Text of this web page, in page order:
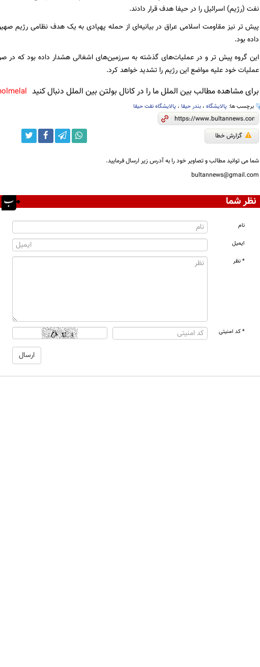
نفت (رژیم) اسرائیل را در حیفا هدف قرار دادند.
پیش تر نیز مقاومت اسلامی عراق در بیانیه‌ای از حمله پهپادی به یک هدف نظامی رژیم
داده بود.
این گروه پیش تر و در عملیات‌های گذشته به سرزمین‌های اشغالی هشدار داده بود که در
عملیات خود علیه مواضع این رژیم را تشدید خواهد کرد.
برای مشاهده مطالب بین الملل ما را در کانال بولتن بین الملل دنبال کنید
برچسب ها: پالایشگاه‌، بندر حیفا، پالایشگاه نفت حیفا
گزارش خطا
شما می توانید مطالب و تصاویر خود را به آدرس زیر ارسال فرمایید.
bultannews@gmail.com
نظر شما
نام
ایمیل
* نظر
* کد امنیتی